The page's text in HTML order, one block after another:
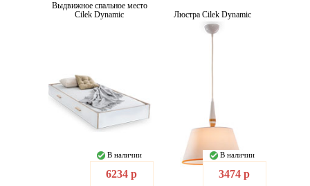
Выдвижное спальное место
Cilek Dynamic
В наличии
6234 р
Люстра Cilek Dynamic
В наличии
3474 р